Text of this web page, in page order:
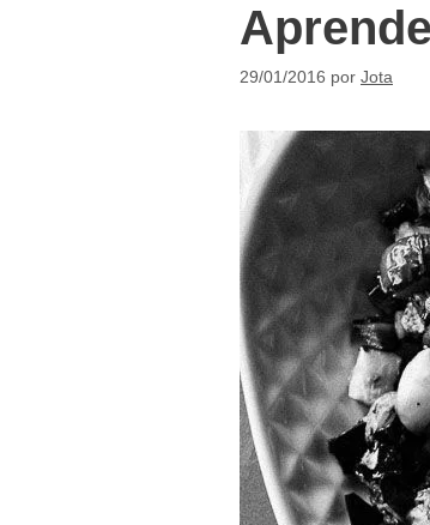
29/01/2016 por Jota